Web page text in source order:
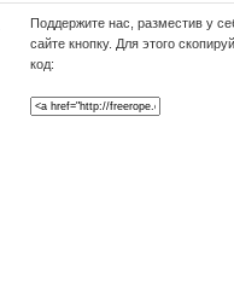
Поддержите нас, разместив у
сайте кнопку. Для этого
код: